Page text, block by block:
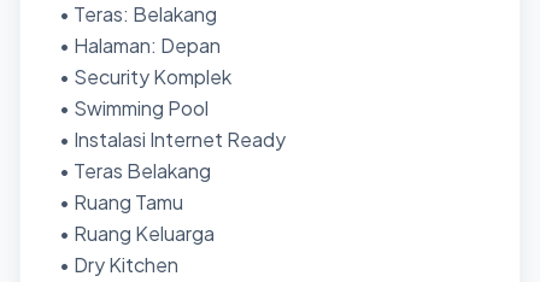
• Teras: Belakang
• Halaman: Depan
• Security Komplek
• Swimming Pool
• Instalasi Internet Ready
• Teras Belakang
• Ruang Tamu
• Ruang Keluarga
• Dry Kitchen